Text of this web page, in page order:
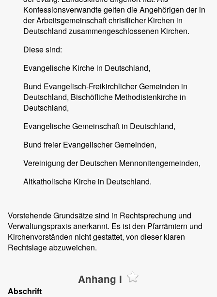
Konfessionsverwandte gelten die Angehörigen der in
der Arbeitsgemeinschaft christlicher Kirchen in
Deutschland zusammengeschlossenen Kirchen.
Diese sind:
Evangelische Kirche in Deutschland,
Bund Evangelisch-Freikirchlicher Gemeinden in
Deutschland, Bischöfliche Methodistenkirche in
Deutschland,
Evangelische Gemeinschaft in Deutschland,
Bund freier Evangelischer Gemeinden,
Vereinigung der Deutschen Mennonitengemeinden,
Altkatholische Kirche in Deutschland.
Vorstehende Grundsätze sind in Rechtsprechung und
Verwaltungspraxis anerkannt. Es ist den Pfarrämtern und
Kirchenvorständen nicht gestattet, von dieser klaren
Rechtslage abzuweichen.
Anhang I
Abschrift